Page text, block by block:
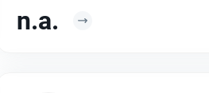
n.a.